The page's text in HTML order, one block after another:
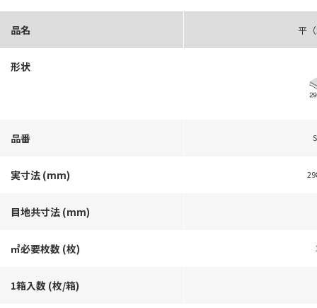
品名 平
形状
品番
実寸法 (mm)
目地共寸法 (mm)
㎡必要枚数 (枚)
1箱入数 (枚/箱)